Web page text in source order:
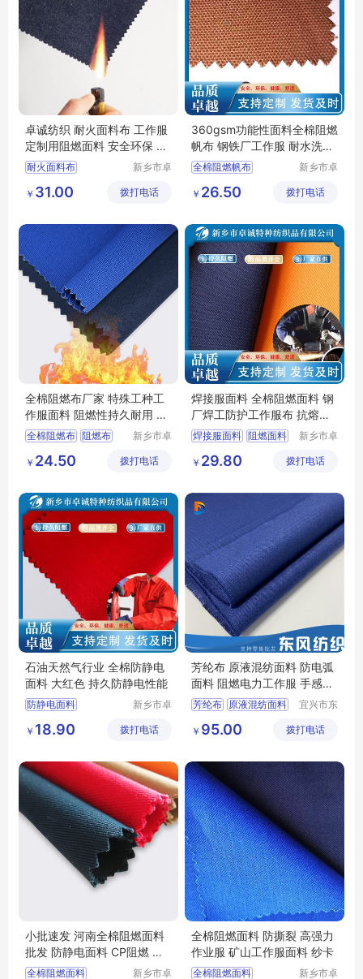
卓诚纺织 耐火面料布 工作服
定制用阻燃面料 安全环保 防
静电
耐火面料布
全棉阻燃面料
新乡市卓
织品有限
￥ 31.00 拨打电话
360gsm功能性面料全棉阻燃
帆布 钢铁厂工作服 耐水洗摩
擦 支持定制
全棉阻燃帆布
钢铁厂工作服
新乡市卓
织品有限
￥ 26.50 拨打电话
全棉阻燃布厂家 特殊工种工
作服面料 阻燃性持久耐用 符
合国标
全棉阻燃布 阻燃布
工作服面料
新乡市卓
织品有限
￥ 24.50 拨打电话
焊接服面料 全棉阻燃面料 钢
厂焊工防护工作服布 抗熔融
金属冲击
焊接服面料 阻燃面料
劳保服
新乡市卓
织品有限
￥ 29.80 拨打电话
石油天然气行业 全棉防静电
面料 大红色 持久防静电性能
防静电面料
阻燃防静电面料
新乡市卓
织品有限
￥ 18.90 拨打电话
芳纶布 原液混纺面料 防电弧
面料 阻燃电力工作服 手感柔
软
芳纶布 原液混纺面料
阻燃电力工作服
宜兴市东
限公司
￥ 95.00 拨打电话
小批速发 河南全棉阻燃面料
批发 防静电面料 CP阻燃 舒
适透气 健康环保
全棉阻燃面料 新乡市卓
全棉阻燃面料 防撕裂 高强力
作业服 矿山工作服面料 纱卡
全棉阻燃面料 新乡市卓